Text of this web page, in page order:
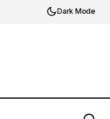
Dark Mode